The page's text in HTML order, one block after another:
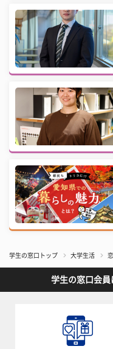
学生の窓口トップ 大学生活
学生の窓口会員